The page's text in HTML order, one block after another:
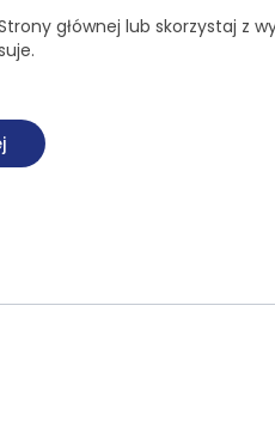
głównej lub skorzystaj z